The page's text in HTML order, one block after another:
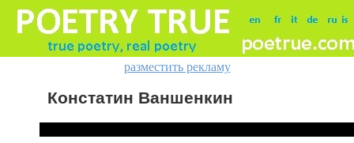
разместить рекламу
Констатин Ваншенкин